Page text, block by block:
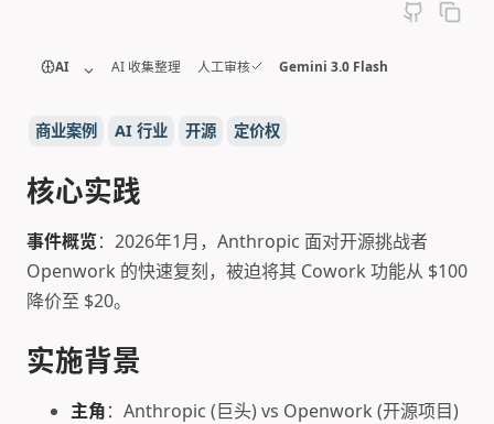
AI AI 收集整理 人工审核 Gemini 3.0 Flash
商业案例 AI 行业 开源 定价权
核心实践
事件概览：2026年1月，Anthropic 面对开源挑战者
Openwork 的快速复刻，被迫将其 Cowork 功能从 $100
降价至 $20。
实施背景
主角：Anthropic (巨头) vs Openwork (开源项目)